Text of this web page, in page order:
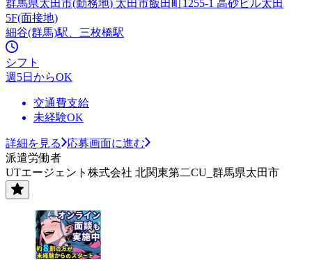
群馬県太田市(勤務地) 太田市飯田町1255-1 高砂ビル太田
5F(面接地)
細谷(群馬)駅、三枚橋駅
シフト
週5日からOK
交通費支給
未経験OK
詳細を見る
応募画面に進む
派遣労働者
UTエージェント株式会社 北関東第二CU_群馬県太田市